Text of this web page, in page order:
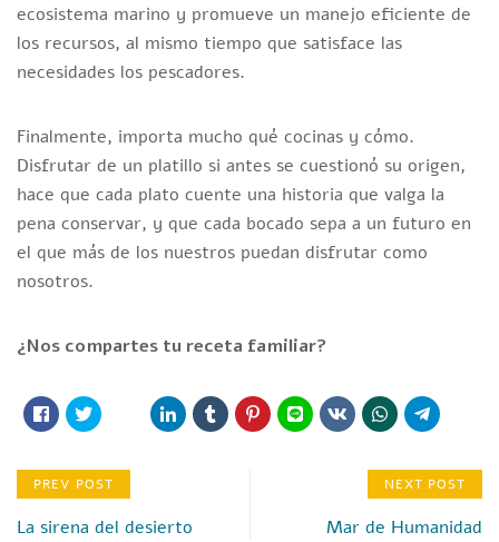
ecosistema marino y promueve un manejo eficiente de
los recursos, al mismo tiempo que satisface las
necesidades los pescadores.
Finalmente, importa mucho qué cocinas y cómo.
Disfrutar de un platillo si antes se cuestionó su origen,
hace que cada plato cuente una historia que valga la
pena conservar, y que cada bocado sepa a un futuro en
el que más de los nuestros puedan disfrutar como
nosotros.
¿Nos compartes tu receta familiar?
PREV POST
La sirena del desierto
NEXT POST
Mar de Humanidad